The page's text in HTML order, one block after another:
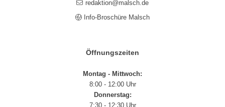
redaktion@malsch.de
Info-Broschüre Malsch
Öffnungszeiten
Montag - Mittwoch:
8:00 - 12:00 Uhr
Donnerstag:
7:30 - 12:30 Uhr